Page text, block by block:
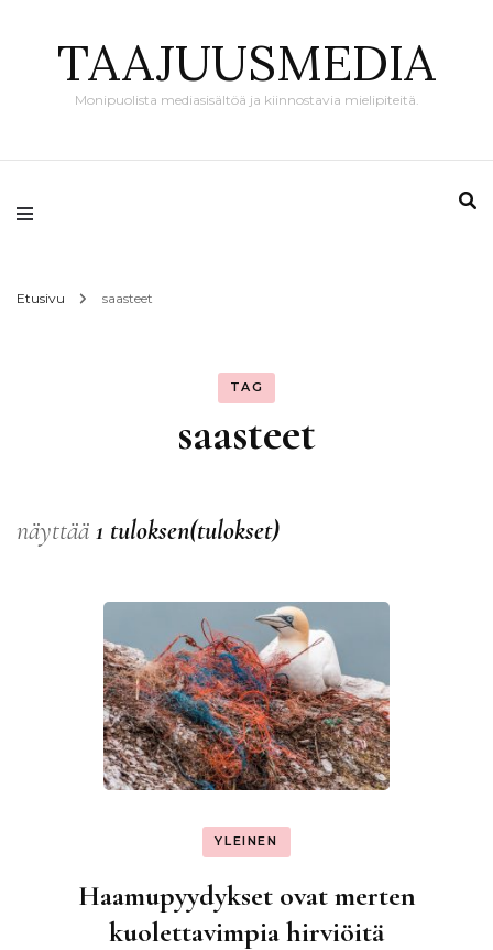
TAAJUUSMEDIA
Monipuolista mediasisältöä ja kiinnostavia mielipiteitä.
Etusivu saasteet
TAG
saasteet
näyttää 1 tuloksen(tulokset)
YLEINEN
Haamupyydykset ovat merten
kuolettavimpia hirviöitä